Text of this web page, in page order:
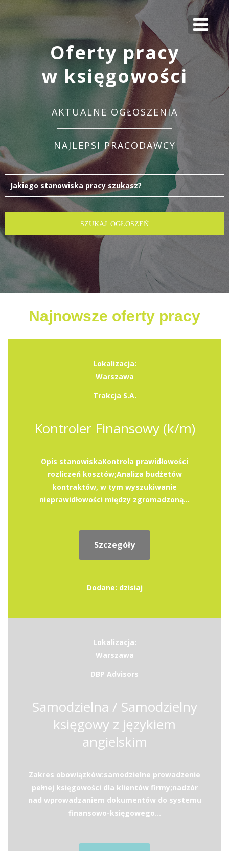
Oferty pracy
w księgowości
AKTUALNE OGŁOSZENIA
NAJLEPSI PRACODAWCY
Najnowsze oferty pracy
Lokalizacja:
Warszawa
Trakcja S.A.
Kontroler Finansowy (k/m)
Opis stanowiskaKontrola prawidłowości
rozliczeń kosztów;Analiza budżetów
kontraktów, w tym wyszukiwanie
nieprawidłowości między zgromadzoną...
Szczegóły
Dodane: dzisiaj
Lokalizacja:
Warszawa
DBP Advisors
Samodzielna / Samodzielny
księgowy z językiem
angielskim
Zakres obowiązków:samodzielne prowadzenie
pełnej księgowości dla klientów firmy;nadzór
nad wprowadzaniem dokumentów do systemu
finansowo-księgowego...